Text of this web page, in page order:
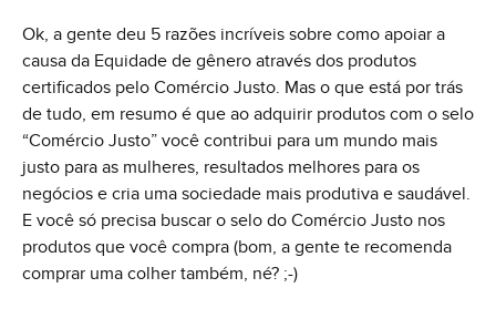
Ok, a gente deu 5 razões incríveis sobre como apoiar a
causa da Equidade de gênero através dos produtos
certificados pelo Comércio Justo. Mas o que está por trás
de tudo, em resumo é que ao adquirir produtos com o selo
“Comércio Justo” você contribui para um mundo mais
justo para as mulheres, resultados melhores para os
negócios e cria uma sociedade mais produtiva e saudável.
E você só precisa buscar o selo do Comércio Justo nos
produtos que você compra (bom, a gente te recomenda
comprar uma colher também, né? ;-)